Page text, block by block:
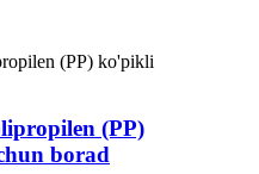
(PP)
borad